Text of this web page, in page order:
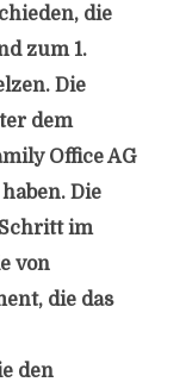
die
zum 1.
Die
dem
Office AG
Die
im
von
die das
den